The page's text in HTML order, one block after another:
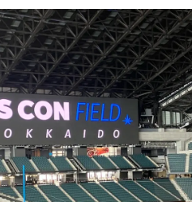
新潟エリア
石川エリア
山梨エリア
岐阜エリア
愛知エリア
滋賀エリア
大阪市エリア
堺・泉州エリア